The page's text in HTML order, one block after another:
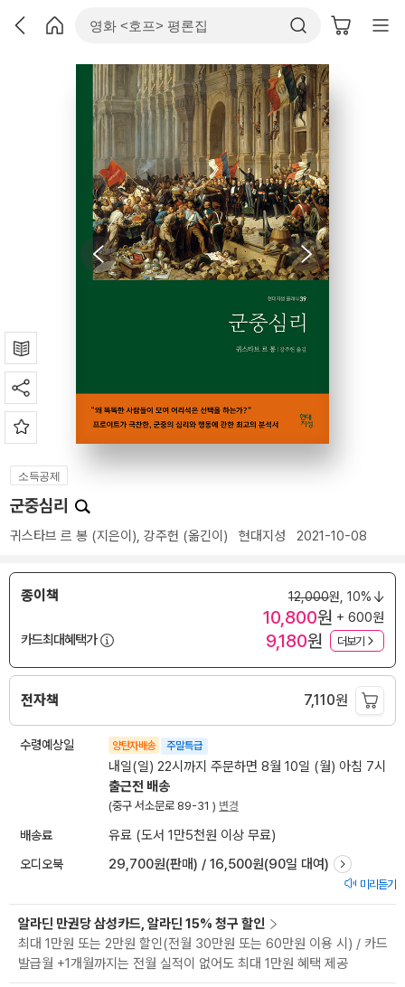
소득공제
군중심리
귀스타브 르 봉 (지은이), 강주헌 (옮긴이)현대지성 2021-10-08
종이책 12,000원, 10%
10,800원 + 600원
카드최대혜택가
9,180원 더보기
전자책 7,110원
수령예상일 양탄자배송 주말특급
내일(일) 22시까지 주문하면 8월 10일 (월) 아침 7시
출근전 배송
(중구 서소문로 89-31 ) 변경
배송료 유료 (도서 1만5천원 이상 무료)
오디오북 29,700원(판매) / 16,500원(90일 대여)
미리듣기
알라딘 만권당 삼성카드, 알라딘 15% 청구 할인
최대 1만원 또는 2만원 할인(전월 30만원 또는 60만원 이용 시) / 카드
발급월 +1개월까지는 전월 실적이 없어도 최대 1만원 혜택 제공